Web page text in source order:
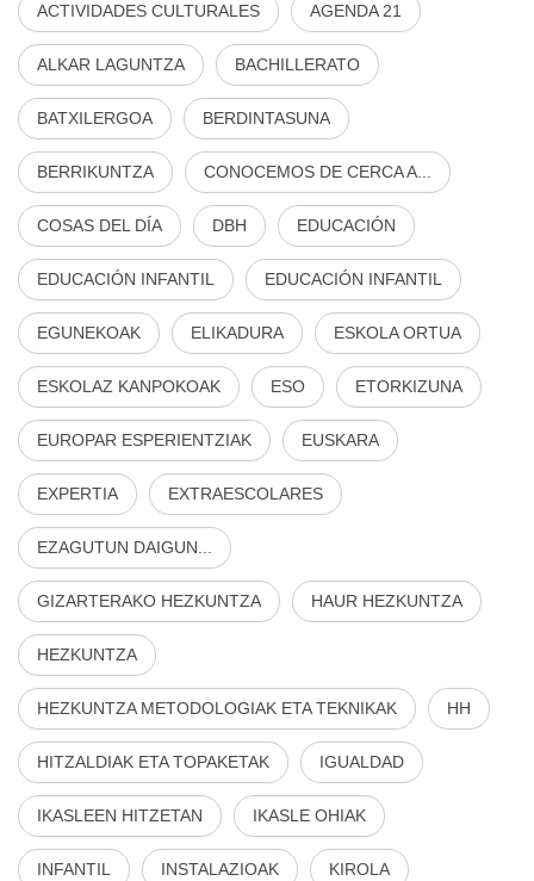
ACTIVIDADES CULTURALES AGENDA 21
ALKAR LAGUNTZA BACHILLERATO
BATXILERGOA BERDINTASUNA
BERRIKUNTZA CONOCEMOS DE CERCA A...
COSAS DEL DÍA DBH EDUCACIÓN
EDUCACIÓN INFANTIL EDUCACIÓN INFANTIL
EGUNEKOAK ELIKADURA ESKOLA ORTUA
ESKOLAZ KANPOKOAK ESO ETORKIZUNA
EUROPAR ESPERIENTZIAK EUSKARA
EXPERTIA EXTRAESCOLARES
EZAGUTUN DAIGUN...
GIZARTERAKO HEZKUNTZA HAUR HEZKUNTZA
HEZKUNTZA
HEZKUNTZA METODOLOGIAK ETA TEKNIKAK HH
HITZALDIAK ETA TOPAKETAK IGUALDAD
IKASLEEN HITZETAN IKASLE OHIAK
INFANTIL INSTALAZIOAK KIROLA